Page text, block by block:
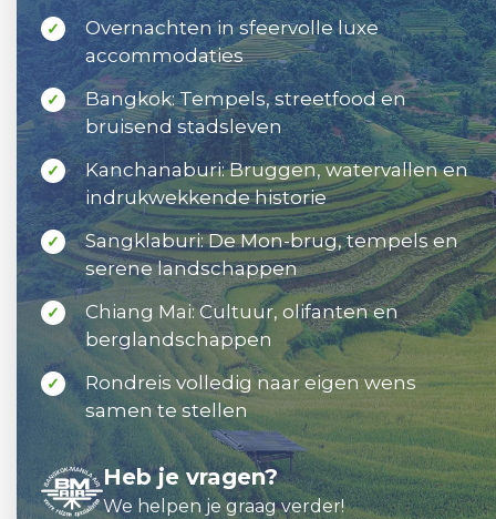
✓
Overnachten in sfeervolle luxe
accommodaties
✓
Bangkok: Tempels, streetfood en
bruisend stadsleven
✓
Kanchanaburi: Bruggen, watervallen en
indrukwekkende historie
✓
Sangklaburi: De Mon-brug, tempels en
serene landschappen
✓
Chiang Mai: Cultuur, olifanten en
berglandschappen
✓
Rondreis volledig naar eigen wens
samen te stellen
Heb je vragen?
We helpen je graag verder!